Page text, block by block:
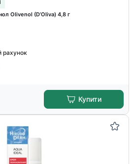
Olivenol (D’Оliva) 4,8 г
рахунок
Купити